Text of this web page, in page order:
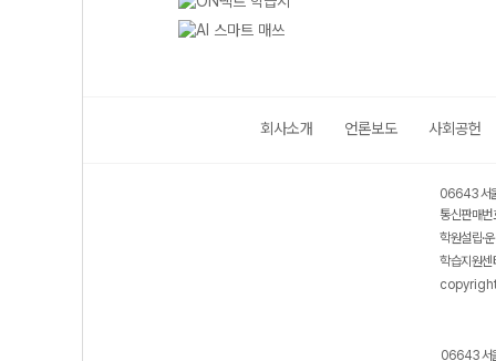
회사소개 언론보도 사회공헌
06643 서
통신판매
학원설립·
학습지원
06643 서